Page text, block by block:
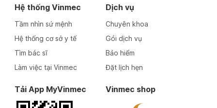
Hệ thống Vinmec
Tầm nhìn sứ mệnh
Hệ thống cơ sở y tế
Tìm bác sĩ
Làm việc tại Vinmec
Dịch vụ
Chuyên khoa
Gói dịch vụ
Bảo hiểm
Đặt lịch hẹn
Tải App MyVinmec Vinmec shop